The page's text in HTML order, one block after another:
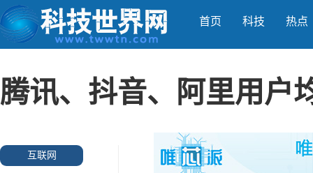
首页 科技 热点
腾讯、抖音、阿里用户
互联网